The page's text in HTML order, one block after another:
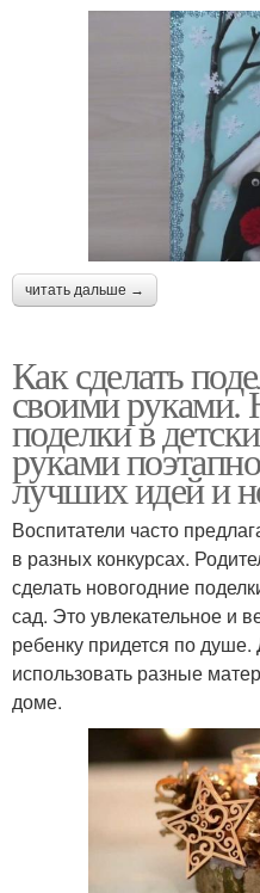
читать дальше →
Как сделать
своими руками.
поделки в
руками
лучших идей и
Воспитатели часто
в разных конкурсах.
сделать новогодние
сад. Это увлекательное и
ребенку придется по
использовать разные
доме.